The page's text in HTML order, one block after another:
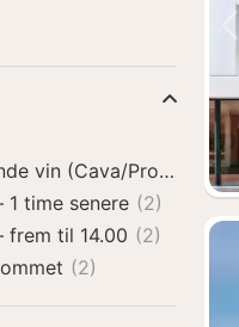
vin (Cava/Prosecco)
1 time senere (2)
frem til 14.00 (2)
(2)